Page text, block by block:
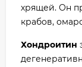
хрящей. Он
крабов,
Хондроитин